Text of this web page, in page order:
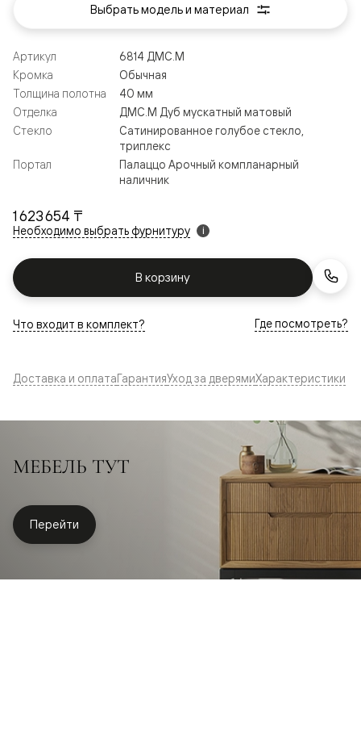
1 623 654 ₸
Необходимо выбрать фурнитуру i
В корзину
Артикул
6814 ДМС.М
Кромка
Обычная
Толщина полотна
40 мм
Отделка
ДМС.М Дуб мускатный матовый
Стекло
Сатинированное голубое стекло,
триплекс
Портал
Палаццо Арочный компланарный
наличник
Что входит в комплект? Где посмотреть?
Выбрать модель и материал
Доставка и оплатаГарантияУход за дверямиХарактеристики
МЕБЕЛЬ ТУТ
Перейти